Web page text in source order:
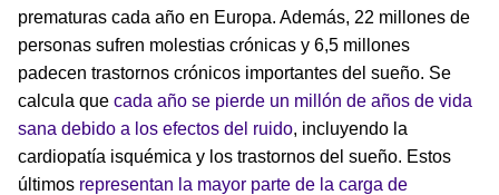
prematuras cada año en Europa. Además, 22 millones de
personas sufren molestias crónicas y 6,5 millones
padecen trastornos crónicos importantes del sueño. Se
calcula que cada año se pierde un millón de años de vida
sana debido a los efectos del ruido, incluyendo la
cardiopatía isquémica y los trastornos del sueño. Estos
últimos representan la mayor parte de la carga de